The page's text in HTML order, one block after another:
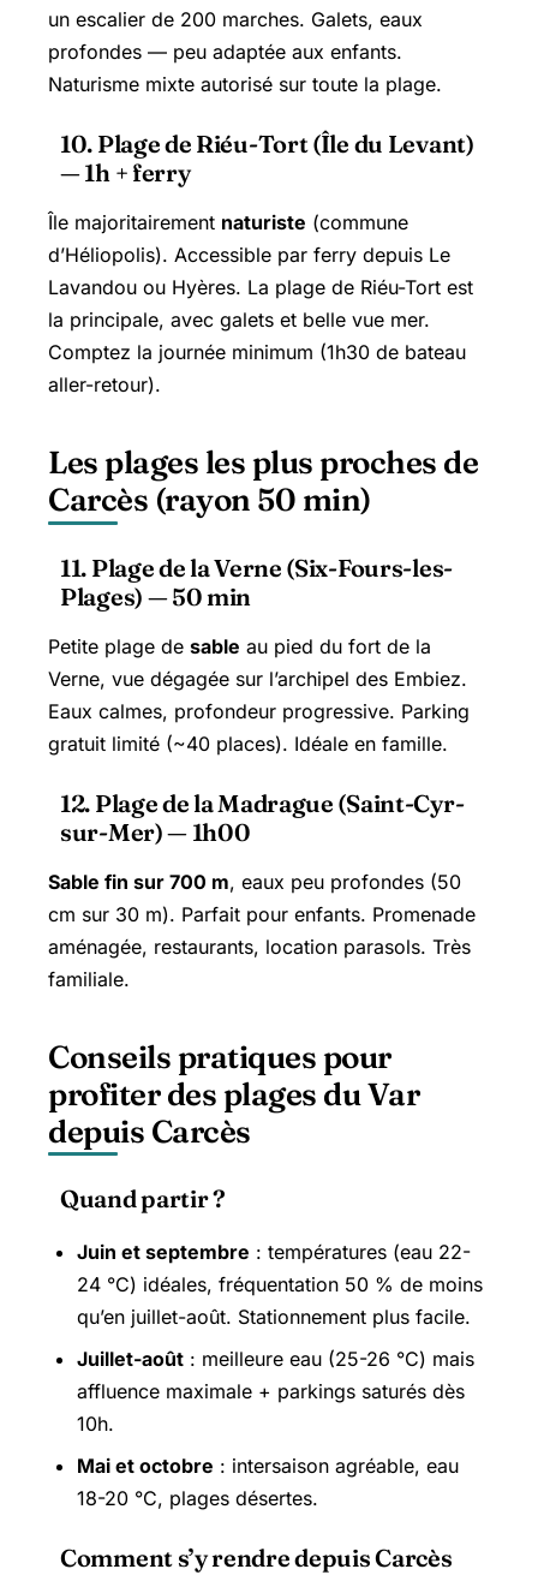
un escalier de 200 marches. Galets, eaux
profondes — peu adaptée aux enfants.
Naturisme mixte autorisé sur toute la plage.
10. Plage de Riéu-Tort (Île du Levant)
— 1h + ferry
Île majoritairement naturiste (commune
d’Héliopolis). Accessible par ferry depuis Le
Lavandou ou Hyères. La plage de Riéu-Tort est
la principale, avec galets et belle vue mer.
Comptez la journée minimum (1h30 de bateau
aller-retour).
Les plages les plus proches de
Carcès (rayon 50 min)
11. Plage de la Verne (Six-Fours-les-
Plages) — 50 min
Petite plage de sable au pied du fort de la
Verne, vue dégagée sur l’archipel des Embiez.
Eaux calmes, profondeur progressive. Parking
gratuit limité (~40 places). Idéale en famille.
12. Plage de la Madrague (Saint-Cyr-
sur-Mer) — 1h00
Sable fin sur 700 m, eaux peu profondes (50
cm sur 30 m). Parfait pour enfants. Promenade
aménagée, restaurants, location parasols. Très
familiale.
Conseils pratiques pour
profiter des plages du Var
depuis Carcès
Quand partir ?
Juin et septembre : températures (eau 22-
24 °C) idéales, fréquentation 50 % de moins
qu’en juillet-août. Stationnement plus facile.
Juillet-août : meilleure eau (25-26 °C) mais
affluence maximale + parkings saturés dès
10h.
Mai et octobre : intersaison agréable, eau
18-20 °C, plages désertes.
Comment s’y rendre depuis Carcès